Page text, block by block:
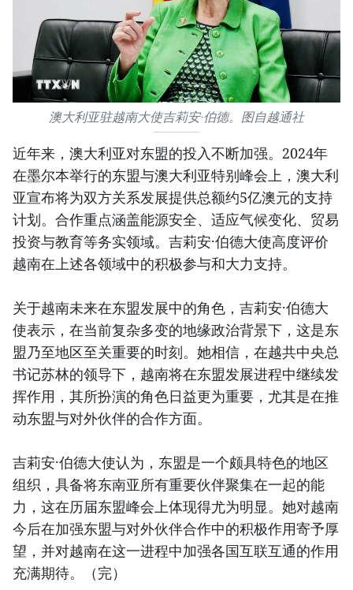
澳大利亚驻越南大使吉莉安·伯德。图自越通社
近年来，澳大利亚对东盟的投入不断加强。2024年
在墨尔本举行的东盟与澳大利亚特别峰会上，澳大利
亚宣布将为双方关系发展提供总额约5亿澳元的支持
计划。合作重点涵盖能源安全、适应气候变化、贸易
投资与教育等务实领域。吉莉安·伯德大使高度评价
越南在上述各领域中的积极参与和大力支持。
关于越南未来在东盟发展中的角色，吉莉安·伯德大
使表示，在当前复杂多变的地缘政治背景下，这是东
盟乃至地区至关重要的时刻。她相信，在越共中央总
书记苏林的领导下，越南将在东盟发展进程中继续发
挥作用，其所扮演的角色日益更为重要，尤其是在推
动东盟与对外伙伴的合作方面。
吉莉安·伯德大使认为，东盟是一个颇具特色的地区
组织，具备将东南亚所有重要伙伴聚集在一起的能
力，这在历届东盟峰会上体现得尤为明显。她对越南
今后在加强东盟与对外伙伴合作中的积极作用寄予厚
望，并对越南在这一进程中加强各国互联互通的作用
充满期待。（完）